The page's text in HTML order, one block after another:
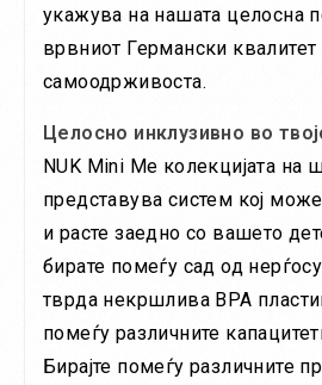
укажува на нашата целосна
врвниот Германски квалитет
самоодрживоста.
Целосно инклузивно во
NUK Mini Me колекцијата на
представува систем кој
и расте заедно со вашето
бирате помеѓу сад од
тврда некршлива BPA
помеѓу различните
Бирајте помеѓу различните